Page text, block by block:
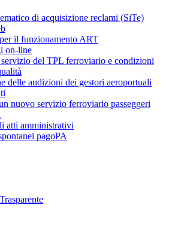
di acquisizione reclami (SiTe)
il funzionamento ART
on-line
del TPL ferroviario e condizioni
delle audizioni dei gestori aeroportuali
nuovo servizio ferroviario passeggeri
atti amministrativi
pagoPA